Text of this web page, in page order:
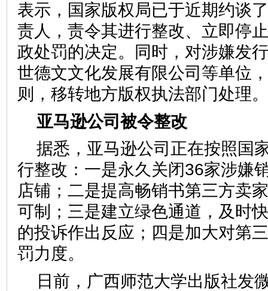
表示，国家版权局已于近期约谈
责人，责令其进行整改、立即停
政处罚的决定。同时，对涉嫌发
世德文文化发展有限公司等单位
则，移转地方版权执法部门
亚马逊公司被令整改
据悉，亚马逊公司正在按照国
行整改：一是永久关闭36家涉嫌
店铺；二是提高畅销书第三方卖
可制；三是建立绿色通道，及时
的投诉作出反应；四是加大对第
罚力度。
日前，广西师范大学出版社发